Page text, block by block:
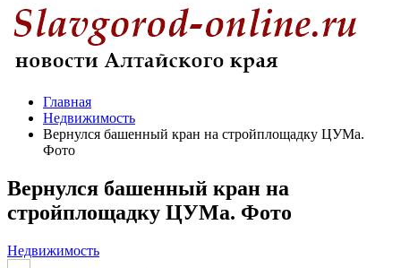
Главная
Недвижимость
Вернулся башенный кран на стройплощадку ЦУМа.
Фото
Вернулся башенный кран на
стройплощадку ЦУМа. Фото
Недвижимость